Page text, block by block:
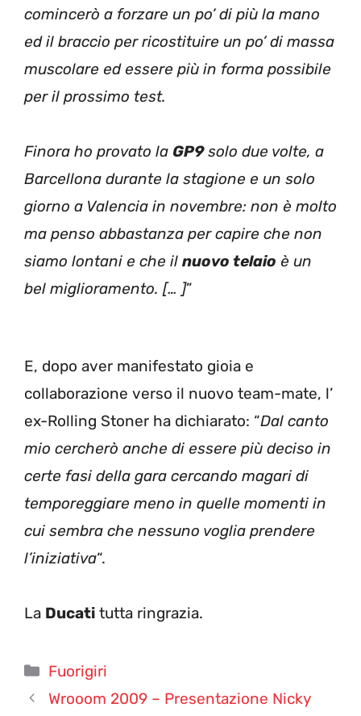
comincerò a forzare un po’ di più la mano
ed il braccio per ricostituire un po’ di massa
muscolare ed essere più in forma possibile
per il prossimo test.
Finora ho provato la GP9solo due volte, a
Barcellona durante la stagione e un solo
giorno a Valencia in novembre: non è molto
ma penso abbastanza per capire che non
siamo lontani e che il nuovo telaio è un
bel miglioramento. [… ]”
E, dopo aver manifestato gioia e
collaborazione verso il nuovo team-mate, l’
ex-Rolling Stoner ha dichiarato: “Dal canto
mio cercherò anche di essere più deciso in
certe fasi della gara cercando magari di
temporeggiare meno in quelle momenti in
cui sembra che nessuno voglia prendere
l’iniziativa“.
La Ducati tutta ringrazia.
Categorie
Fuorigiri
Wrooom 2009 – Presentazione Nicky